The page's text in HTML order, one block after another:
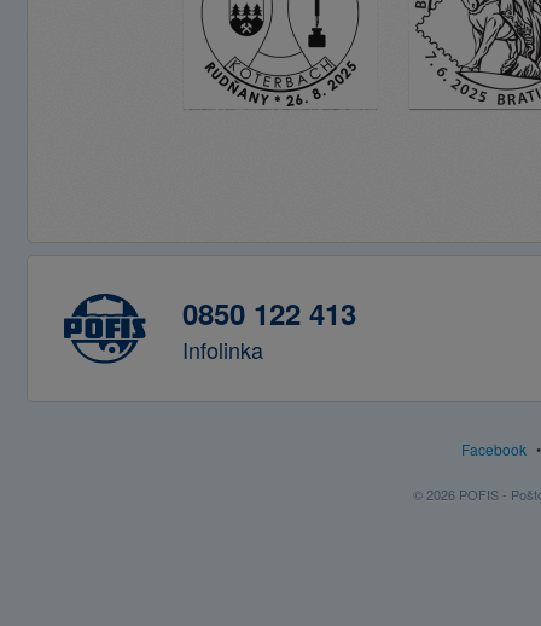
0850 122 413
Infolinka
Facebook
© 2026 POFIS -